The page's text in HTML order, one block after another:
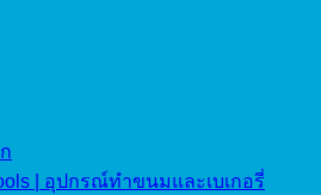
| อุปกรณ์ทำขนมและเบเกอรี่